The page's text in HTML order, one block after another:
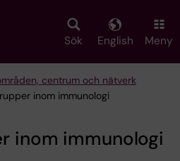
Sök English Meny
centrum och nätverk
inom immunologi
inom immunologi